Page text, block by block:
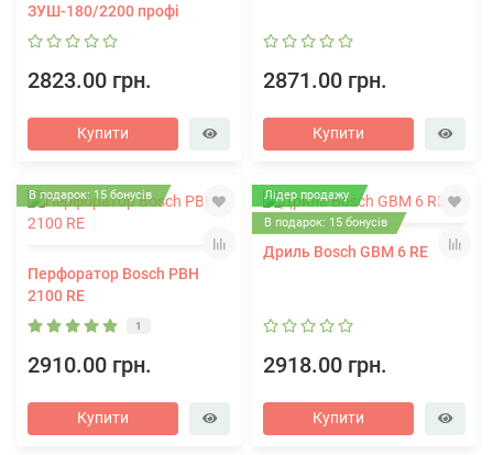
ЗУШ-180/2200 профі
2823.00 грн.
Купити
2871.00 грн.
Купити
В подарок: 15 бонусів
Перфоратор Bosch PBH
2100 RE
1
2910.00 грн.
Купити
Лідер продажу
В подарок: 15 бонусів
Дриль Bosch GBM 6 RE
2918.00 грн.
Купити